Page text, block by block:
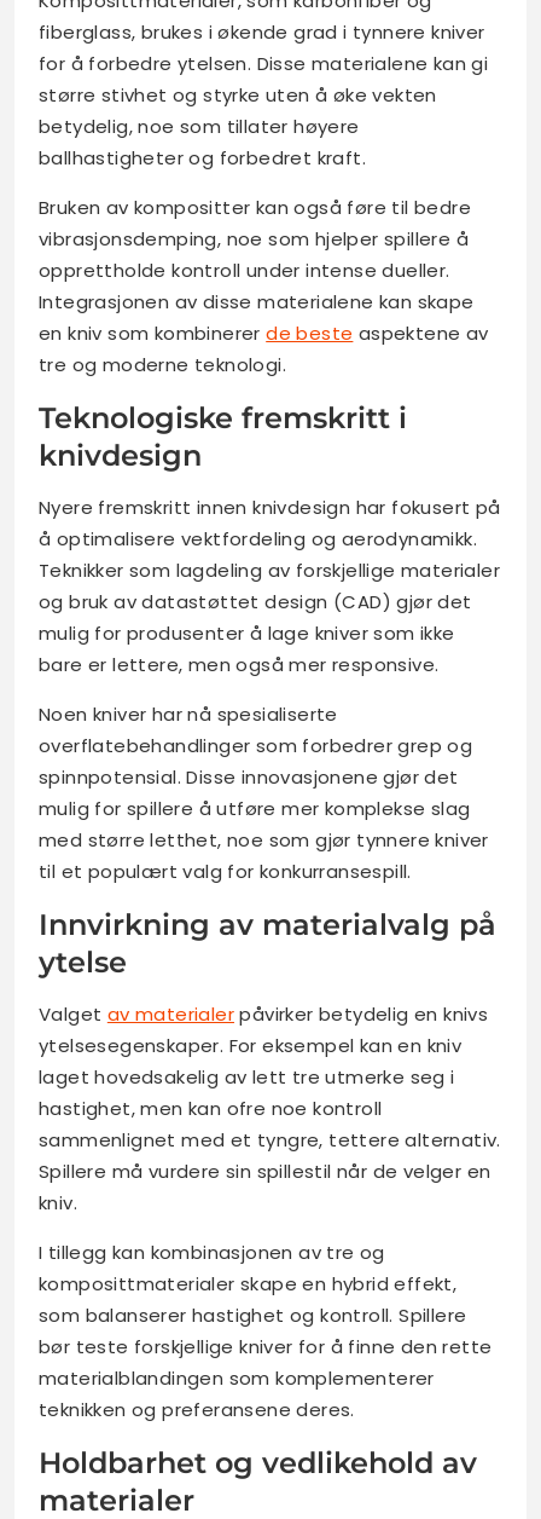
fiberglass, brukes i økende grad i tynnere kniver
for å forbedre ytelsen. Disse materialene kan gi
større stivhet og styrke uten å øke vekten
betydelig, noe som tillater høyere
ballhastigheter og forbedret kraft.
Bruken av kompositter kan også føre til bedre
vibrasjonsdemping, noe som hjelper spillere å
opprettholde kontroll under intense dueller.
Integrasjonen av disse materialene kan skape
en kniv som kombinererde beste aspektene av
tre og moderne teknologi.
Teknologiske fremskritt i
knivdesign
Nyere fremskritt innen knivdesign har fokusert på
å optimalisere vektfordeling og aerodynamikk.
Teknikker som lagdeling av forskjellige materialer
og bruk av datastøttet design (CAD) gjør det
mulig for produsenter å lage kniver som ikke
bare er lettere, men også mer responsive.
Noen kniver har nå spesialiserte
overflatebehandlinger som forbedrer grep og
spinnpotensial. Disse innovasjonene gjør det
mulig for spillere å utføre mer komplekse slag
med større letthet, noe som gjør tynnere kniver
til et populært valg for konkurransespill.
Innvirkning av materialvalg på
ytelse
Valget av materialerpåvirker betydelig en knivs
ytelsesegenskaper. For eksempel kan en kniv
laget hovedsakelig av lett tre utmerke seg i
hastighet, men kan ofre noe kontroll
sammenlignet med et tyngre, tettere alternativ.
Spillere må vurdere sin spillestil når de velger en
kniv.
I tillegg kan kombinasjonen av tre og
komposittmaterialer skape en hybrid effekt,
som balanserer hastighet og kontroll. Spillere
bør teste forskjellige kniver for å finne den rette
materialblandingen som komplementerer
teknikken og preferansene deres.
Holdbarhet og vedlikehold av
materialer